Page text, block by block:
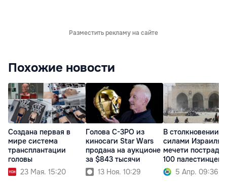
Разместить рекламу на сайте
Похожие новости
Создана первая в
мире система
трансплантации
головы
23 Мая. 15:20
Голова C-3PO из
киносаги Star Wars
продана на аукционе
за $843 тысячи
13 Ноя. 10:29
В столкновении с
силами Израиля в
мечети
100 палестинцев
5 Апр. 09:36